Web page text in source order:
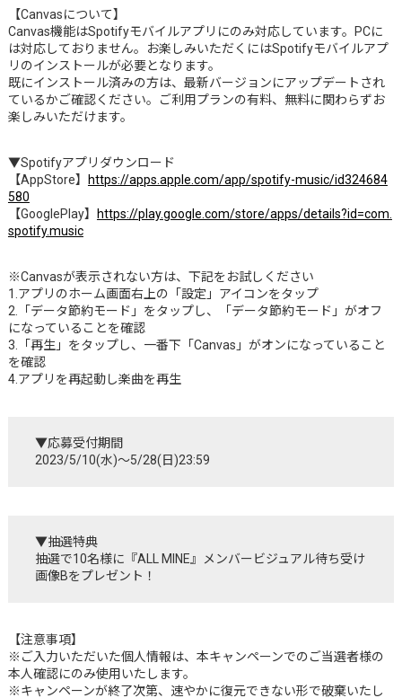
【Canvasについて】
Canvas機能はSpotifyモバイルアプリにのみ対応しています。PCに
は対応しておりません。お楽しみいただくにはSpotifyモバイルアプ
リのインストールが必要となります。
既にインストール済みの方は、最新バージョンにアップデートされ
ているかご確認ください。ご利用プランの有料、無料に関わらずお
楽しみいただけます。
▼Spotifyアプリダウンロード
【AppStore】
https://apps.apple.com/app/spotify-music/id324684
580
【GooglePlay】
https://play.google.com/store/apps/details?id=com.
spotify.music
※Canvasが表示されない方は、下記をお試しください
1.アプリのホーム画面右上の「設定」アイコンをタップ
2.「データ節約モード」をタップし、「データ節約モード」がオフ
になっていることを確認
3.「再生」をタップし、一番下「Canvas」がオンになっていること
を確認
4.アプリを再起動し楽曲を再生
▼応募受付期間
2023/5/10(水)～5/28(日)23:59
▼抽選特典
抽選で10名様に『ALL MINE』メンバービジュアル待ち受け
画像Bをプレゼント！
【注意事項】
※ご入力いただいた個人情報は、本キャンペーンでのご当選者様の
本人確認にのみ使用いたします。
※キャンペーンが終了次第、速やかに復元できない形で破棄いたし